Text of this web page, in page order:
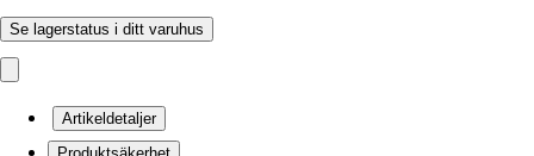
Se lagerstatus i ditt varuhus
Artikeldetaljer